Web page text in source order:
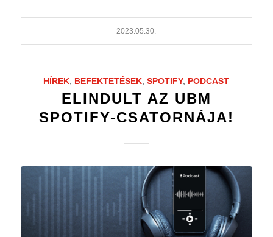
2023.05.30.
HÍREK, BEFEKTETÉSEK,SPOTIFY, PODCAST
ELINDULT AZ UBM
SPOTIFY-CSATORNÁJA!